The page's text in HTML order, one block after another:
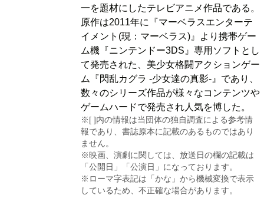
一を題材にしたテレビアニメ作品である。
原作は2011年に『マーベラスエンターテ
イメント(現：マーベラス)』より携帯ゲー
ム機『ニンテンドー3DS』専用ソフトとし
て発売された、美少女格闘アクションゲー
ム『閃乱カグラ -少女達の真影-』であり、
数々のシリーズ作品が様々なコンテンツや
ゲームハードで発売され人気を博した。
※[ ]内の情報は当団体の独自調査による参考情
報であり、書誌原本に記載のあるものではあり
ません。
※映画、演劇に関しては、放送日の欄の記載は
「公開日」「公演日」になっております。
※ローマ字表記は「かな」から機械変換で表示
しているため、不正確な場合があります。